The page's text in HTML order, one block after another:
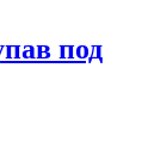
под